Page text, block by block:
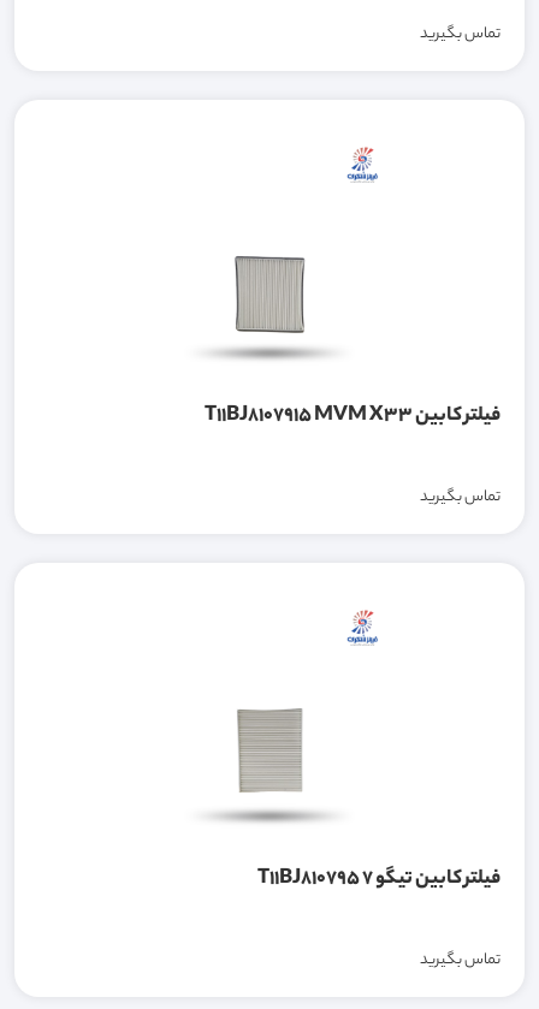
تماس بگیرید
فیلتر کابین T11BJ8107915 MVM X33
تماس بگیرید
فیلتر کابین تیگو 7 T11BJ810795
تماس بگیرید